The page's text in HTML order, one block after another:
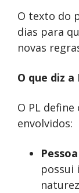
O texto do
dias para
novas
O que diz a
O PL
envolvidos:
possui